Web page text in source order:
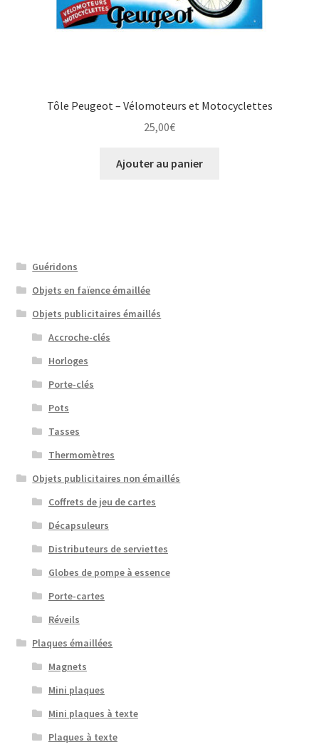
Tôle Peugeot – Vélomoteurs et Motocyclettes
25,00€
Ajouter au panier
Guéridons
Objets en faïence émaillée
Objets publicitaires émaillés
Accroche-clés
Horloges
Porte-clés
Pots
Tasses
Thermomètres
Objets publicitaires non émaillés
Coffrets de jeu de cartes
Décapsuleurs
Distributeurs de serviettes
Globes de pompe à essence
Porte-cartes
Réveils
Plaques émaillées
Magnets
Mini plaques
Mini plaques à texte
Plaques à texte